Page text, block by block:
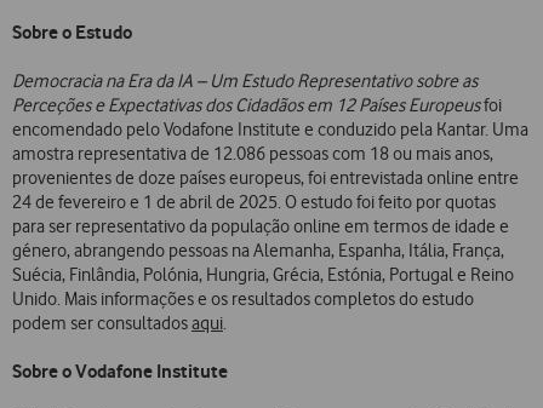
Sobre o Estudo
Democracia na Era da IA – Um Estudo Representativo sobre as
Perceções e Expectativas dos Cidadãos em 12 Países Europeusfoi
encomendado pelo Vodafone Institute e conduzido pela Kantar. Uma
amostra representativa de 12.086 pessoas com 18 ou mais anos,
provenientes de doze países europeus, foi entrevistada online entre
24 de fevereiro e 1 de abril de 2025. O estudo foi feito por quotas
para ser representativo da população online em termos de idade e
género, abrangendo pessoas na Alemanha, Espanha, Itália, França,
Suécia, Finlândia, Polónia, Hungria, Grécia, Estónia, Portugal e Reino
Unido. Mais informações e os resultados completos do estudo
podem ser consultadosaqui.
Sobre o Vodafone Institute